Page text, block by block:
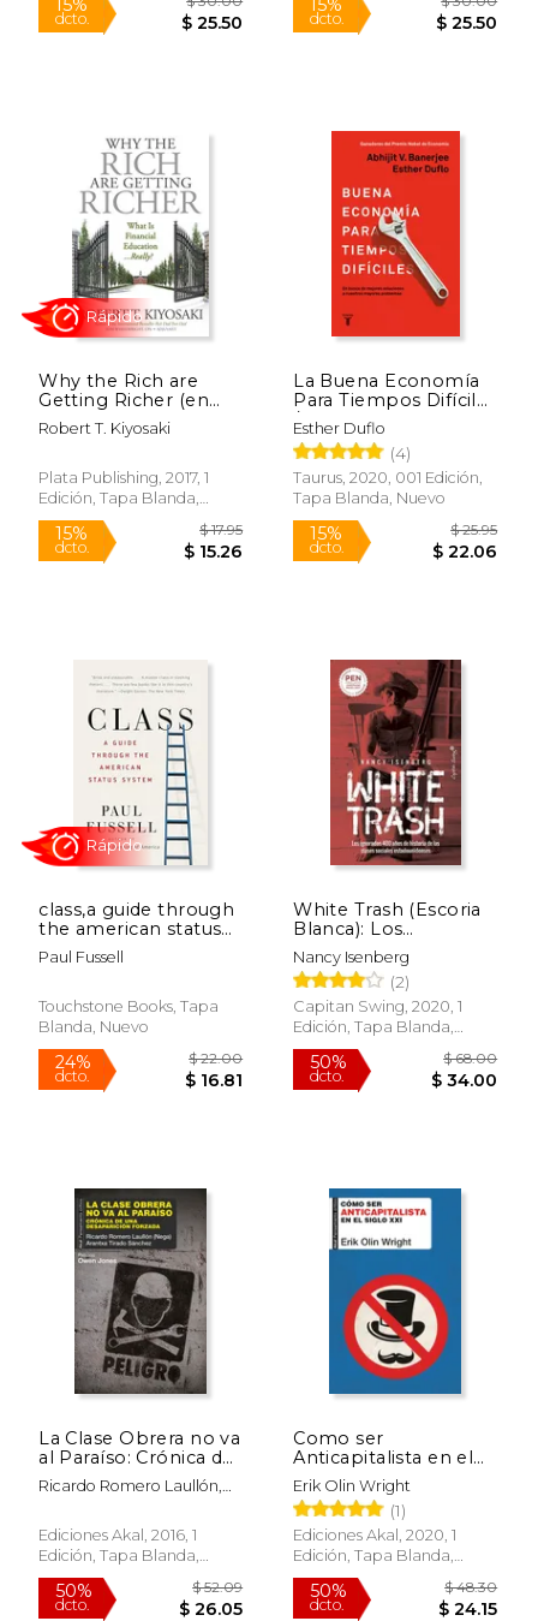
$ 25.50
Rápido
dcto.
Rápido
Why the Rich are
Getting Richer (en
Inglés)
Robert T. Kiyosaki
Plata Publishing, 2017, 1
Edición, Tapa Blanda,
Nuevo
15%
dcto. $ 15.26
La Buena Economía
Para Tiempos Difíciles
/ Good Economics for
Hard Times = Good
Economics for Hard
Times
Esther Duflo
(4)
Taurus, 2020, 001 Edición,
Tapa Blanda, Nuevo
15%
dcto.
class,a guide through
the american status
system (en Inglés)
Paul Fussell
Touchstone Books, Tapa
Blanda, Nuevo
Rápido
White Trash (Escoria
Blanca): Los
Ignorados 400 Años
de Historia de las
Clases Sociales
Estadounidenses
(Ensayo)
Nancy Isenberg
(2)
Capitan Swing, 2020, 1
Edición, Tapa Blanda,
Nuevo
La Clase Obrera no va
al Paraíso: Crónica de
una Desaparición
Forzada
Ricardo Romero Laullón,
Ediciones Akal, 2016, 1
Edición, Tapa Blanda,
Nuevo
Como ser
Anticapitalista en el
Siglo xxi
Erik Olin Wright
(1)
Ediciones Akal, 2020, 1
Edición, Tapa Blanda,
Nuevo